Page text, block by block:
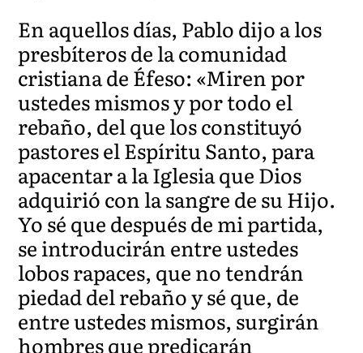
En aquellos días, Pablo dijo a los
presbíteros de la comunidad
cristiana de Éfeso: «Miren por
ustedes mismos y por todo el
rebaño, del que los constituyó
pastores el Espíritu Santo, para
apacentar a la Iglesia que Dios
adquirió con la sangre de su Hijo.
Yo sé que después de mi partida,
se introducirán entre ustedes
lobos rapaces, que no tendrán
piedad del rebaño y sé que, de
entre ustedes mismos, surgirán
hombres que predicarán